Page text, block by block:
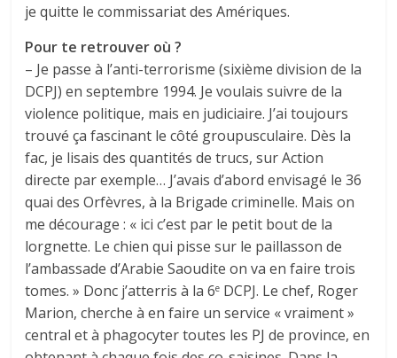
je quitte le commissariat des Amériques.
Pour te retrouver où ?
– Je passe à l’anti-terrorisme (sixième division de la
DCPJ) en septembre 1994. Je voulais suivre de la
violence politique, mais en judiciaire. J’ai toujours
trouvé ça fascinant le côté groupusculaire. Dès la
fac, je lisais des quantités de trucs, sur Action
directe par exemple… J’avais d’abord envisagé le 36
quai des Orfèvres, à la Brigade criminelle. Mais on
me décourage : « ici c’est par le petit bout de la
lorgnette. Le chien qui pisse sur le paillasson de
l’ambassade d’Arabie Saoudite on va en faire trois
tomes. » Donc j’atterris à la 6e DCPJ. Le chef, Roger
Marion, cherche à en faire un service « vraiment »
central et à phagocyter toutes les PJ de province, en